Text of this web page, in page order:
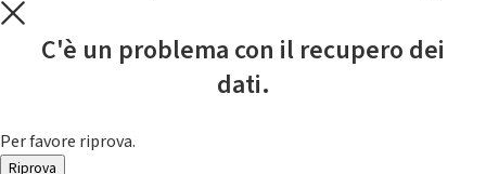
C'è un problema con il recupero dei
dati.
Per favore riprova.
Riprova